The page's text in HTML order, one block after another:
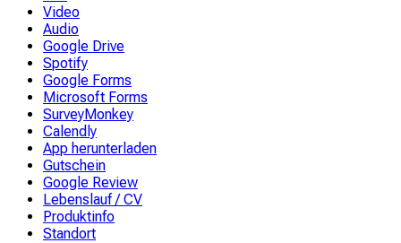
Video
Audio
Google Drive
Spotify
Google Forms
Microsoft Forms
SurveyMonkey
Calendly
App herunterladen
Gutschein
Google Review
Lebenslauf / CV
Produktinfo
Standort